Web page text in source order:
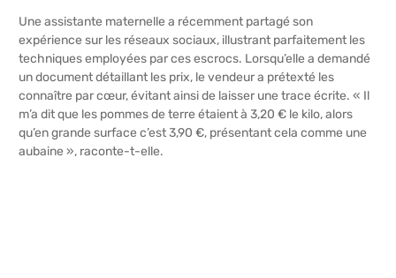
Une assistante maternelle a récemment partagé son
expérience sur les réseaux sociaux, illustrant parfaitement les
techniques employées par ces escrocs. Lorsqu’elle a demandé
un document détaillant les prix, le vendeur a prétexté les
connaître par cœur, évitant ainsi de laisser une trace écrite. « Il
m’a dit que les pommes de terre étaient à 3,20 € le kilo, alors
qu’en grande surface c’est 3,90 €, présentant cela comme une
aubaine », raconte-t-elle.